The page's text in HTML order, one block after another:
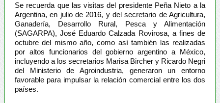
Se recuerda que las visitas del presidente Peña Nieto a la
Argentina, en julio de 2016, y del secretario de Agricultura,
Ganadería, Desarrollo Rural, Pesca y Alimentación
(SAGARPA), José Eduardo Calzada Rovirosa, a fines de
octubre del mismo año, como así también las realizadas
por altos funcionarios del gobierno argentino a México,
incluyendo a los secretarios Marisa Bircher y Ricardo Negri
del Ministerio de Agroindustria, generaron un entorno
favorable para impulsar la relación comercial entre los dos
países.